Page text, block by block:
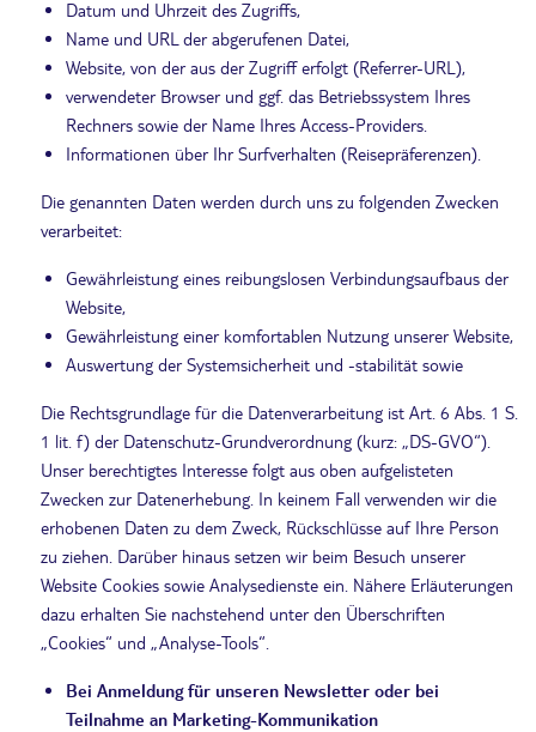
Datum und Uhrzeit des Zugriffs,
Name und URL der abgerufenen Datei,
Website, von der aus der Zugriff erfolgt (Referrer-URL),
verwendeter Browser und ggf. das Betriebssystem Ihres
Rechners sowie der Name Ihres Access-Providers.
Informationen über Ihr Surfverhalten (Reisepräferenzen).
Die genannten Daten werden durch uns zu folgenden Zwecken
verarbeitet:
Gewährleistung eines reibungslosen Verbindungsaufbaus der
Website,
Gewährleistung einer komfortablen Nutzung unserer Website,
Auswertung der Systemsicherheit und -stabilität sowie
Die Rechtsgrundlage für die Datenverarbeitung ist Art. 6 Abs. 1 S.
1 lit. f) der Datenschutz-Grundverordnung (kurz: „DS-GVO“).
Unser berechtigtes Interesse folgt aus oben aufgelisteten
Zwecken zur Datenerhebung. In keinem Fall verwenden wir die
erhobenen Daten zu dem Zweck, Rückschlüsse auf Ihre Person
zu ziehen. Darüber hinaus setzen wir beim Besuch unserer
Website Cookies sowie Analysedienste ein. Nähere Erläuterungen
dazu erhalten Sie nachstehend unter den Überschriften
„Cookies“ und „Analyse-Tools“.
Bei Anmeldung für unseren Newsletter oder bei
Teilnahme an Marketing-Kommunikation